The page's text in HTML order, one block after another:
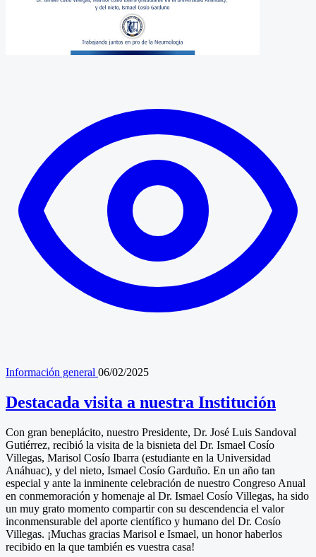
Información general 06/02/2025
Destacada visita a nuestra Institución
Con gran beneplácito, nuestro Presidente, Dr. José Luis Sandoval
Gutiérrez, recibió la visita de la bisnieta del Dr. Ismael Cosío
Villegas, Marisol Cosío Ibarra (estudiante en la Universidad
Anáhuac), y del nieto, Ismael Cosío Garduño. En un año tan
especial y ante la inminente celebración de nuestro Congreso Anual
en conmemoración y homenaje al Dr. Ismael Cosío Villegas, ha sido
un muy grato momento compartir con su descendencia el valor
inconmensurable del aporte científico y humano del Dr. Cosío
Villegas. ¡Muchas gracias Marisol e Ismael, un honor haberlos
recibido en la que también es vuestra casa!